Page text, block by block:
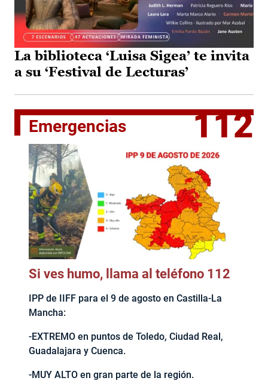
La biblioteca ‘Luisa Sigea’ te invita
a su ‘Festival de Lecturas’
Emergencias 112
Si ves humo, llama al teléfono 112
IPP de IIFF para el 9 de agosto en Castilla-La
Mancha:
-EXTREMO en puntos de Toledo, Ciudad Real,
Guadalajara y Cuenca.
-MUY ALTO en gran parte de la región.